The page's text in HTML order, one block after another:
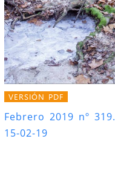
VERSIÓN PDF
Febrero 2019 nº 319.
15-02-19